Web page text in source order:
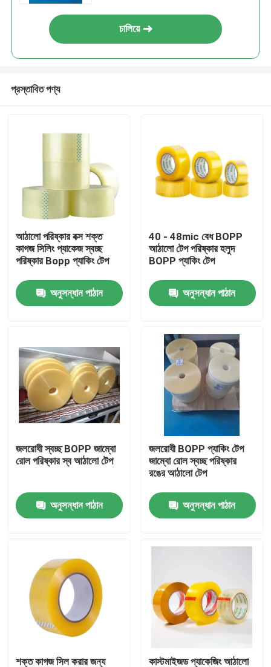
পণ্য
আমাদের সম্পর্কে
মান নিয়ন্ত্রণ
যোগাযোগ করুন
BOPP আঠালো টেপ
ক্রাফট পেপার আঠালো টেপ
PET আঠালো টেপ
চালিয়ে
প্রস্তাবিত পণ্য
আঠালো পরিষ্কার বক্স শক্ত
কাগজ সিলিং প্যাকেজ স্বচ্ছ
পরিষ্কার Bopp প্যাকিং টেপ
অনুসন্ধান পাঠান
40 - 48mic বেধ BOPP
আঠালো টেপ পরিষ্কার হলুদ
BOPP প্যাকিং টেপ
অনুসন্ধান পাঠান
জলরোধী স্বচ্ছ BOPP জাম্বো
রোল পরিষ্কার স্ব আঠালো টেপ
অনুসন্ধান পাঠান
জলরোধী BOPP প্যাকিং টেপ
জাম্বো রোল স্বচ্ছ পরিষ্কার
রঙের আঠালো টেপ
অনুসন্ধান পাঠান
শক্ত কাগজ সিল করার জন্য কাস্টমাইজড প্যাকেজিং আঠালো